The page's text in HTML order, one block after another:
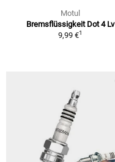
Motul
Bremsflüssigkeit Dot 4 Lv
9,99 €1